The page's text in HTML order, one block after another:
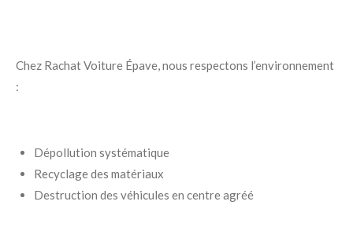
Chez Rachat Voiture Épave, nous respectons l’environnement
:
Dépollution systématique
Recyclage des matériaux
Destruction des véhicules en centre agréé